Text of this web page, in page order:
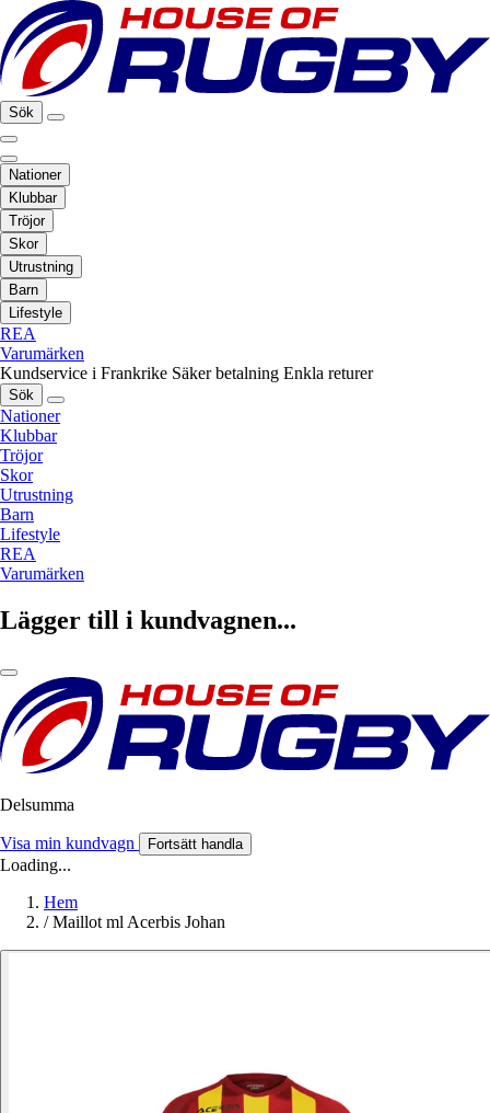
Sök
Nationer
Klubbar
Tröjor
Skor
Utrustning
Barn
Lifestyle
REA
Varumärken
Kundservice i Frankrike Säker betalning Enkla returer
Sök
Nationer
Klubbar
Tröjor
Skor
Utrustning
Barn
Lifestyle
REA
Varumärken
Lägger till i kundvagnen...
Delsumma
Visa min kundvagn Fortsätt handla
Loading...
Hem
/ Maillot ml Acerbis Johan